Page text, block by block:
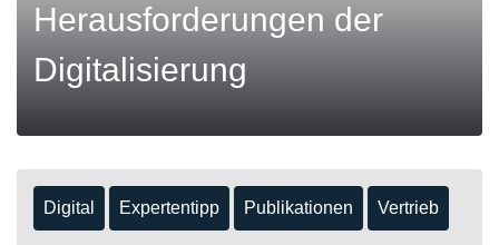
Herausforderungen der
Digitalisierung
Digital Expertentipp Publikationen Vertrieb